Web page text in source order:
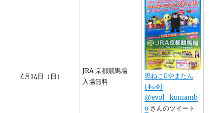
4月14日（日）
JRA 京都競馬場
入場無料
黒ねこやまたん
(ΦωΦ)
o さんのツイート